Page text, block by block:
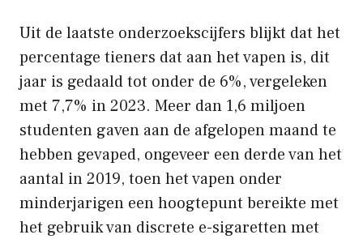
Uit de laatste onderzoekscijfers blijkt dat het
percentage tieners dat aan het vapen is, dit
jaar is gedaald tot onder de 6%, vergeleken
met 7,7% in 2023. Meer dan 1,6 miljoen
studenten gaven aan de afgelopen maand te
hebben gevaped, ongeveer een derde van het
aantal in 2019, toen het vapen onder
minderjarigen een hoogtepunt bereikte met
het gebruik van discrete e-sigaretten met